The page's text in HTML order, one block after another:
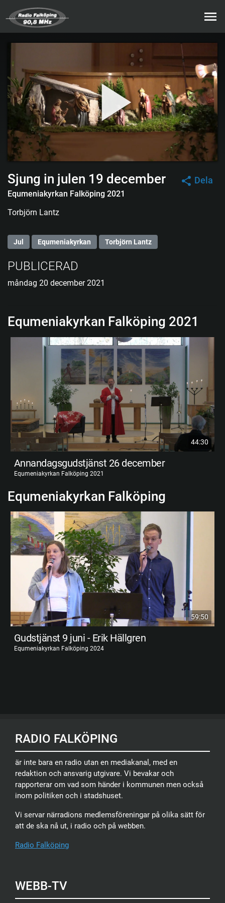
Dela
Sjung in julen 19 december
Equmeniakyrkan Falköping 2021
Torbjörn Lantz
Jul Equmeniakyrkan Torbjörn Lantz
PUBLICERAD
måndag 20 december 2021
Equmeniakyrkan Falköping 2021
44:30
Annandagsgudstjänst 26 december
Equmeniakyrkan Falköping 2021
Equmeniakyrkan Falköping
59:50
Gudstjänst 9 juni - Erik Hällgren
Equmeniakyrkan Falköping 2024
RADIO FALKÖPING
är inte bara en radio utan en mediakanal, med en
redaktion och ansvarig utgivare. Vi bevakar och
rapporterar om vad som händer i kommunen men också
inom politiken och i stadshuset.
Vi servar närradions medlemsföreningar på olika sätt för
att de ska nå ut, i radio och på webben.
Radio Falköping
WEBB-TV